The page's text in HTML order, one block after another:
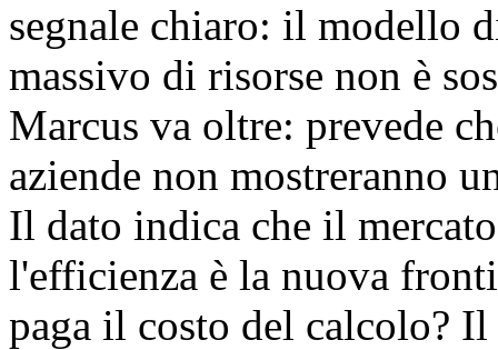
segnale chiaro: il modello
massivo di risorse non è
Marcus va oltre: prevede
aziende non mostreranno
Il dato indica che il
l'efficienza è la nuova
paga il costo del calcolo?